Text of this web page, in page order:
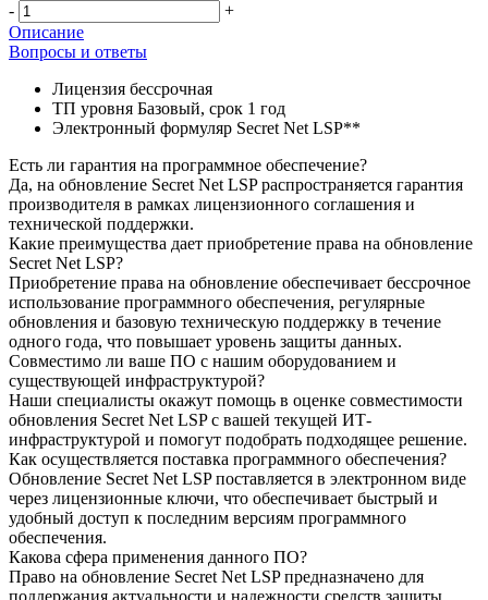
-
+
Описание
Вопросы и ответы
Лицензия бессрочная
ТП уровня Базовый, срок 1 год
Электронный формуляр Secret Net LSP**
Есть ли гарантия на программное обеспечение?
Да, на обновление Secret Net LSP распространяется гарантия
производителя в рамках лицензионного соглашения и
технической поддержки.
Какие преимущества дает приобретение права на обновление
Secret Net LSP?
Приобретение права на обновление обеспечивает бессрочное
использование программного обеспечения, регулярные
обновления и базовую техническую поддержку в течение
одного года, что повышает уровень защиты данных.
Совместимо ли ваше ПО с нашим оборудованием и
существующей инфраструктурой?
Наши специалисты окажут помощь в оценке совместимости
обновления Secret Net LSP с вашей текущей ИТ-
инфраструктурой и помогут подобрать подходящее решение.
Как осуществляется поставка программного обеспечения?
Обновление Secret Net LSP поставляется в электронном виде
через лицензионные ключи, что обеспечивает быстрый и
удобный доступ к последним версиям программного
обеспечения.
Какова сфера применения данного ПО?
Право на обновление Secret Net LSP предназначено для
поддержания актуальности и надежности средств защиты